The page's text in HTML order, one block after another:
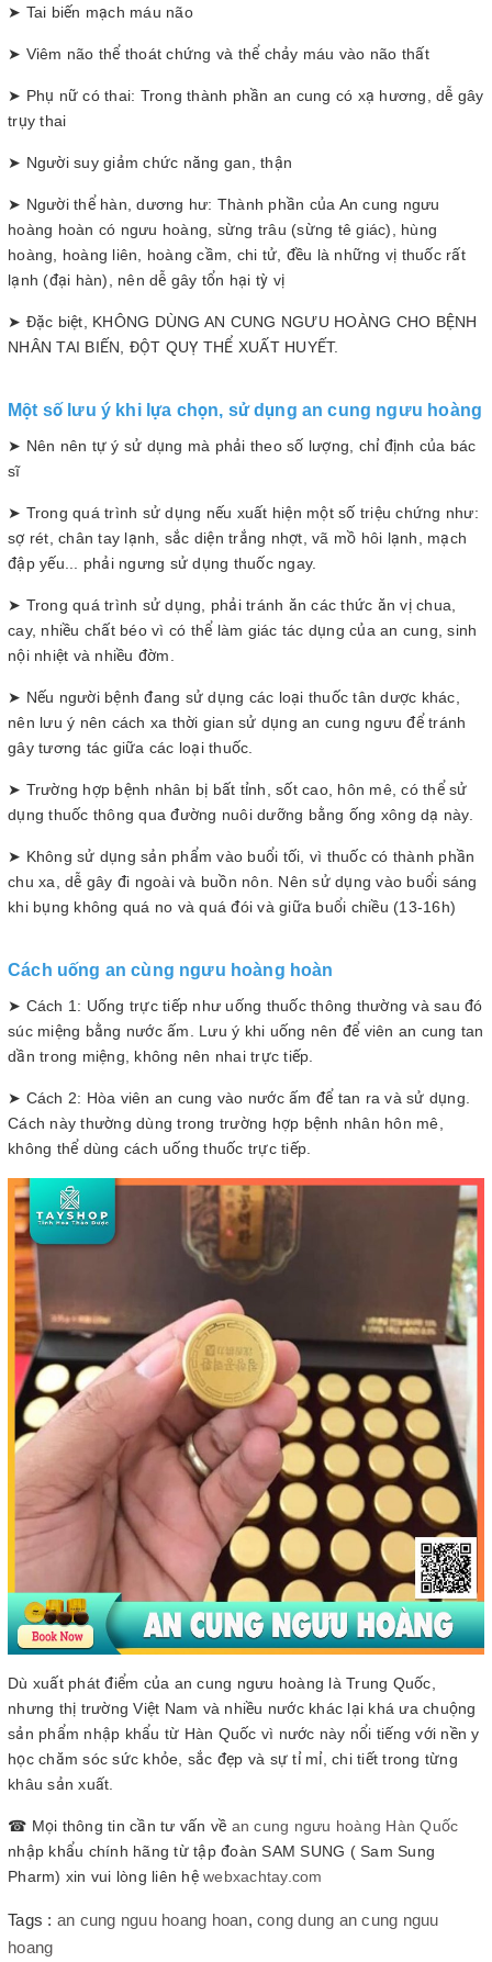
➤ Tai biến mạch máu não
➤ Viêm não thể thoát chứng và thể chảy máu vào não thất
➤ Phụ nữ có thai: Trong thành phần an cung có xạ hương, dễ gây
trụy thai
➤ Người suy giảm chức năng gan, thận
➤ Người thể hàn, dương hư: Thành phần của An cung ngưu
hoàng hoàn có ngưu hoàng, sừng trâu (sừng tê giác), hùng
hoàng, hoàng liên, hoàng cầm, chi tử, đều là những vị thuốc rất
lạnh (đại hàn), nên dễ gây tổn hại tỳ vị
➤ Đặc biệt, KHÔNG DÙNG AN CUNG NGƯU HOÀNG CHO BỆNH
NHÂN TAI BIẾN, ĐỘT QUỴ THỂ XUẤT HUYẾT.
Một số lưu ý khi lựa chọn, sử dụng an cung ngưu hoàng
➤ Nên nên tự ý sử dụng mà phải theo số lượng, chỉ định của bác
sĩ
➤ Trong quá trình sử dụng nếu xuất hiện một số triệu chứng như:
sợ rét, chân tay lạnh, sắc diện trắng nhợt, vã mồ hôi lạnh, mạch
đập yếu... phải ngưng sử dụng thuốc ngay.
➤ Trong quá trình sử dụng, phải tránh ăn các thức ăn vị chua,
cay, nhiều chất béo vì có thể làm giác tác dụng của an cung, sinh
nội nhiệt và nhiều đờm.
➤ Nếu người bệnh đang sử dụng các loại thuốc tân dược khác,
nên lưu ý nên cách xa thời gian sử dụng an cung ngưu để tránh
gây tương tác giữa các loại thuốc.
➤ Trường hợp bệnh nhân bị bất tỉnh, sốt cao, hôn mê, có thể sử
dụng thuốc thông qua đường nuôi dưỡng bằng ống xông dạ này.
➤ Không sử dụng sản phẩm vào buổi tối, vì thuốc có thành phần
chu xa, dễ gây đi ngoài và buồn nôn. Nên sử dụng vào buổi sáng
khi bụng không quá no và quá đói và giữa buổi chiều (13-16h)
Cách uống an cùng ngưu hoàng hoàn
➤ Cách 1: Uống trực tiếp như uống thuốc thông thường và sau đó
súc miệng bằng nước ấm. Lưu ý khi uống nên để viên an cung tan
dần trong miệng, không nên nhai trực tiếp.
➤ Cách 2: Hòa viên an cung vào nước ấm để tan ra và sử dụng.
Cách này thường dùng trong trường hợp bệnh nhân hôn mê,
không thể dùng cách uống thuốc trực tiếp.
Dù xuất phát điểm của an cung ngưu hoàng là Trung Quốc,
nhưng thị trường Việt Nam và nhiều nước khác lại khá ưa chuộng
sản phẩm nhập khẩu từ Hàn Quốc vì nước này nổi tiếng với nền y
học chăm sóc sức khỏe, sắc đẹp và sự tỉ mỉ, chi tiết trong từng
khâu sản xuất.
☎ Mọi thông tin cần tư vấn về an cung ngưu hoàng Hàn Quốc
nhập khẩu chính hãng từ tập đoàn SAM SUNG ( Sam Sung
Pharm) xin vui lòng liên hệ webxachtay.com
Tags : an cung nguu hoang hoan, cong dung an cung nguu
hoang